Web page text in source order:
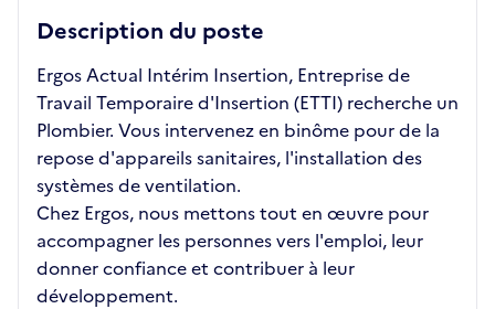
Description du poste
Ergos Actual Intérim Insertion, Entreprise de
Travail Temporaire d'Insertion (ETTI) recherche un
Plombier. Vous intervenez en binôme pour de la
repose d'appareils sanitaires, l'installation des
systèmes de ventilation.
Chez Ergos, nous mettons tout en œuvre pour
accompagner les personnes vers l'emploi, leur
donner confiance et contribuer à leur
développement.